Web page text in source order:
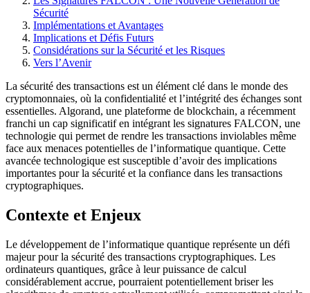
Sécurité
Implémentations et Avantages
Implications et Défis Futurs
Considérations sur la Sécurité et les Risques
Vers l’Avenir
La sécurité des transactions est un élément clé dans le monde des
cryptomonnaies, où la confidentialité et l’intégrité des échanges sont
essentielles. Algorand, une plateforme de blockchain, a récemment
franchi un cap significatif en intégrant les signatures FALCON, une
technologie qui permet de rendre les transactions inviolables même
face aux menaces potentielles de l’informatique quantique. Cette
avancée technologique est susceptible d’avoir des implications
importantes pour la sécurité et la confiance dans les transactions
cryptographiques.
Contexte et Enjeux
Le développement de l’informatique quantique représente un défi
majeur pour la sécurité des transactions cryptographiques. Les
ordinateurs quantiques, grâce à leur puissance de calcul
considérablement accrue, pourraient potentiellement briser les